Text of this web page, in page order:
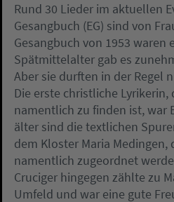
Rund 30 Lieder im aktuellen
Gesangbuch (EG) sind von
Gesangbuch von 1953 waren
Spätmittelalter gab es
Aber sie durften in der Regel
Die erste christliche Lyrikerin,
namentlich zu finden ist, war
älter sind die textlichen
dem Kloster Maria Medingen,
namentlich zugeordnet
Cruciger hingegen zählte zu
Umfeld und war eine gute